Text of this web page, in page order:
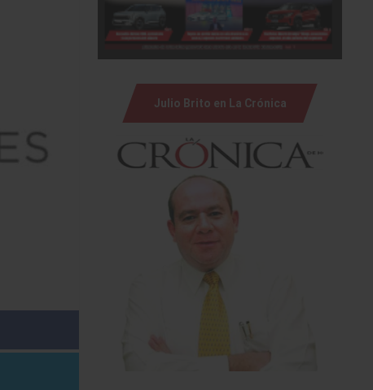
Julio Brito en La Crónica